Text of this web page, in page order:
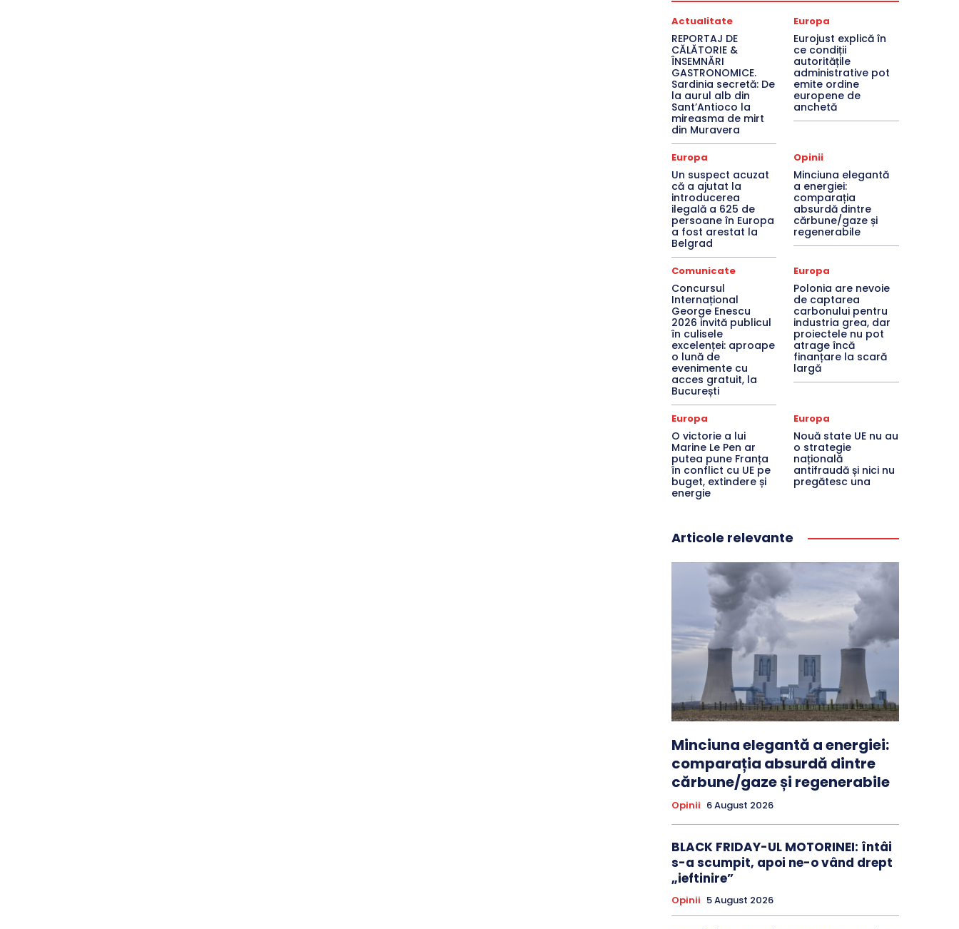
Actualitate
REPORTAJ DE
CĂLĂTORIE &
ÎNSEMNĂRI
GASTRONOMICE.
Sardinia secretă: De
la aurul alb din
Sant’Antioco la
mireasma de mirt
din Muravera
Europa
Eurojust explică în
ce condiții
autoritățile
administrative pot
emite ordine
europene de
anchetă
Europa
Un suspect acuzat
că a ajutat la
introducerea
ilegală a 625 de
persoane în Europa
a fost arestat la
Belgrad
Opinii
Minciuna elegantă
a energiei:
comparația
absurdă dintre
cărbune/gaze și
regenerabile
Comunicate
Concursul
Internațional
George Enescu
2026 invită publicul
în culisele
excelenței: aproape
o lună de
evenimente cu
acces gratuit, la
București
Europa
Polonia are nevoie
de captarea
carbonului pentru
industria grea, dar
proiectele nu pot
atrage încă
finanțare la scară
largă
Europa
O victorie a lui
Marine Le Pen ar
putea pune Franța
în conflict cu UE pe
buget, extindere și
energie
Europa
Nouă state UE nu au
o strategie
națională
antifraudă și nici nu
pregătesc una
Articole relevante
Minciuna elegantă a energiei:
comparația absurdă dintre
cărbune/gaze și regenerabile
Opinii 6 August 2026
BLACK FRIDAY-UL MOTORINEI: întâi
s-a scumpit, apoi ne-o vând drept
„ieftinire”
Opinii 5 August 2026